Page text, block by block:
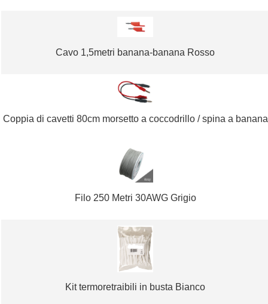
Cavo 1,5metri banana-banana Rosso
Coppia di cavetti 80cm morsetto a coccodrillo / spina a banana
Filo 250 Metri 30AWG Grigio
Kit termoretraibili in busta Bianco